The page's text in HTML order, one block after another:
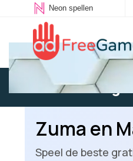
Neon spellen
Bestaande
Zuma en
Speel de beste